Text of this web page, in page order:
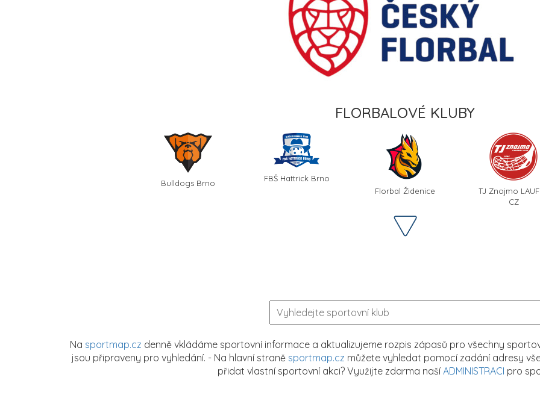
FLORBALOVÉ KLUBY
Bulldogs Brno
FBŠ Hattrick Brno
Florbal Židenice
TJ Znojmo
CZ
Na sportmap.cz denně vkládáme sportovní informace a aktualizujeme rozpis zápasů pro všechny
jsou připraveny pro vyhledání. - Na hlavní straně sportmap.cz můžete vyhledat pomocí zadání adresy
přidat vlastní sportovní akci? Využijte zdarma naší ADMINISTRACI pro